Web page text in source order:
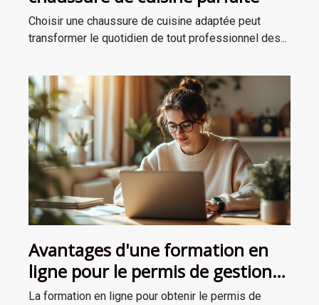
Choisir une chaussure de cuisine adaptée peut
transformer le quotidien de tout professionnel des...
Avantages d'une formation en
ligne pour le permis de gestion
d'établissements licenciés
La formation en ligne pour obtenir le permis de